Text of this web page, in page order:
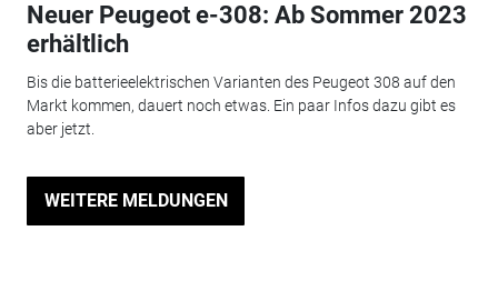
Neuer Peugeot e-308: Ab Sommer 2023
erhältlich
Bis die batterieelektrischen Varianten des Peugeot 308 auf den
Markt kommen, dauert noch etwas. Ein paar Infos dazu gibt es
aber jetzt.
WEITERE MELDUNGEN